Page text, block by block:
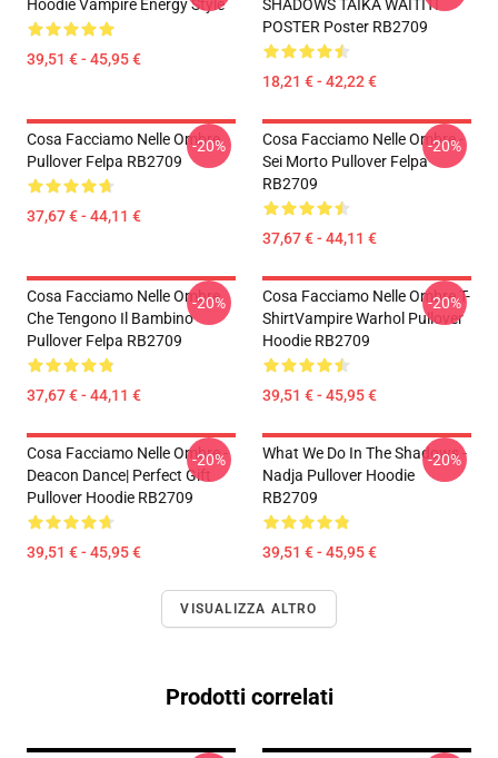
Hoodie Vampire Energy Style
39,51 € - 45,95 €
SHADOWS TAIKA WAITITI
POSTER Poster RB2709
18,21 € - 42,22 €
Cosa Facciamo Nelle Ombre
Pullover Felpa RB2709
37,67 € - 44,11 €
-20%
Cosa Facciamo Nelle Ombre -
Sei Morto Pullover Felpa
RB2709
37,67 € - 44,11 €
-20%
Cosa Facciamo Nelle Ombre
Che Tengono Il Bambino
Pullover Felpa RB2709
37,67 € - 44,11 €
-20%
Cosa Facciamo Nelle Ombre T-
ShirtVampire Warhol Pullover
Hoodie RB2709
39,51 € - 45,95 €
-20%
Cosa Facciamo Nelle Ombre -
Deacon Dance| Perfect Gift
Pullover Hoodie RB2709
39,51 € - 45,95 €
-20%
What We Do In The Shadows -
Nadja Pullover Hoodie
RB2709
39,51 € - 45,95 €
-20%
VISUALIZZA ALTRO
Prodotti correlati